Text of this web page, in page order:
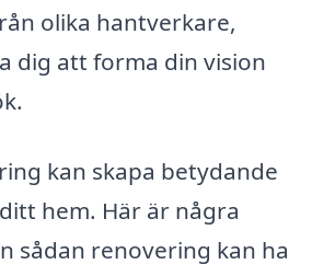
olika hantverkare,
dig att forma din vision
kan skapa betydande
hem. Här är några
sådan renovering kan ha